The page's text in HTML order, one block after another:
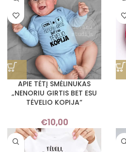
APIE TĖTĮ SMĖLINUKAS
„NENORIU GIRTIS BET ESU
TĖVELIO KOPIJA“
€10,00